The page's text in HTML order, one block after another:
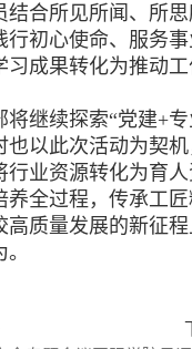
结合所见所闻、所
行初心使命、服务
习成果转化为推动
继续探索“党建+专
也以此次活动为契
行业资源转化为育
养全过程，传承工
高质量发展的新征